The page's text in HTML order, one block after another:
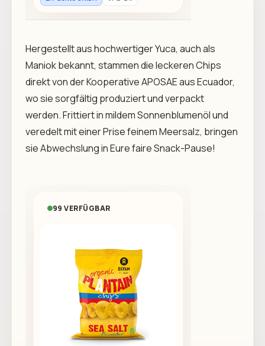
Hergestellt aus hochwertiger Yuca, auch als
Maniok bekannt, stammen die leckeren Chips
direkt von der Kooperative APOSAE aus Ecuador,
wo sie sorgfältig produziert und verpackt
werden. Frittiert in mildem Sonnenblumenöl und
veredelt mit einer Prise feinem Meersalz, bringen
sie Abwechslung in Eure faire Snack-Pause!
99 VERFÜGBAR